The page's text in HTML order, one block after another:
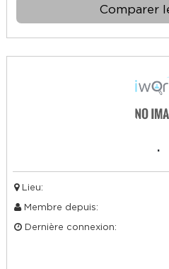
Comparer
.
Lieu:
Membre depuis:
Dernière connexion: